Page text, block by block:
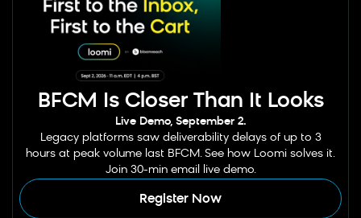
BFCM Is Closer Than It Looks
Live Demo, September 2.
Legacy platforms saw deliverability delays of up to 3
hours at peak volume last BFCM. See how Loomi solves it.
Join 30-min email live demo.
Register Now